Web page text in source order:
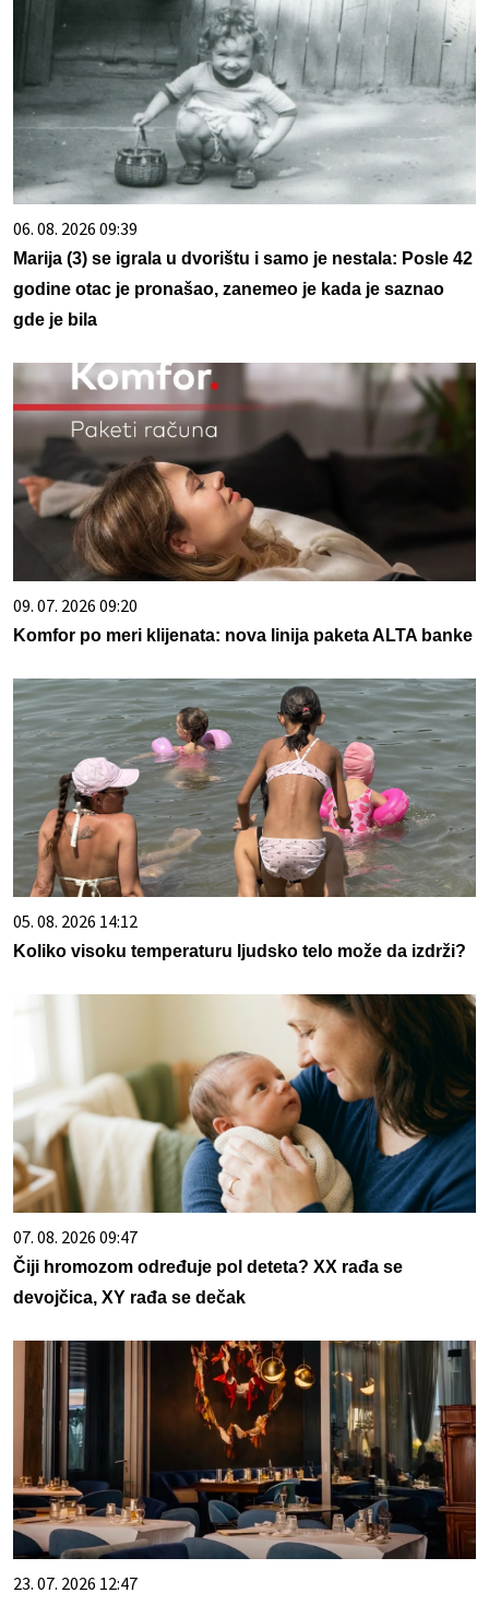
06. 08. 2026 09:39
Marija (3) se igrala u dvorištu i samo je nestala: Posle 42
godine otac je pronašao, zanemeo je kada je saznao
gde je bila
09. 07. 2026 09:20
Komfor po meri klijenata: nova linija paketa ALTA banke
05. 08. 2026 14:12
Koliko visoku temperaturu ljudsko telo može da izdrži?
07. 08. 2026 09:47
Čiji hromozom određuje pol deteta? XX rađa se
devojčica, XY rađa se dečak
23. 07. 2026 12:47